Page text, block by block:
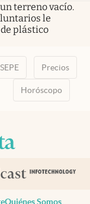
terreno vacío.
le
plástico
SEPE Precios
Horóscopo
pestañapestaña
nueva pestaña
en nueva pestaña
Quiénes Somos